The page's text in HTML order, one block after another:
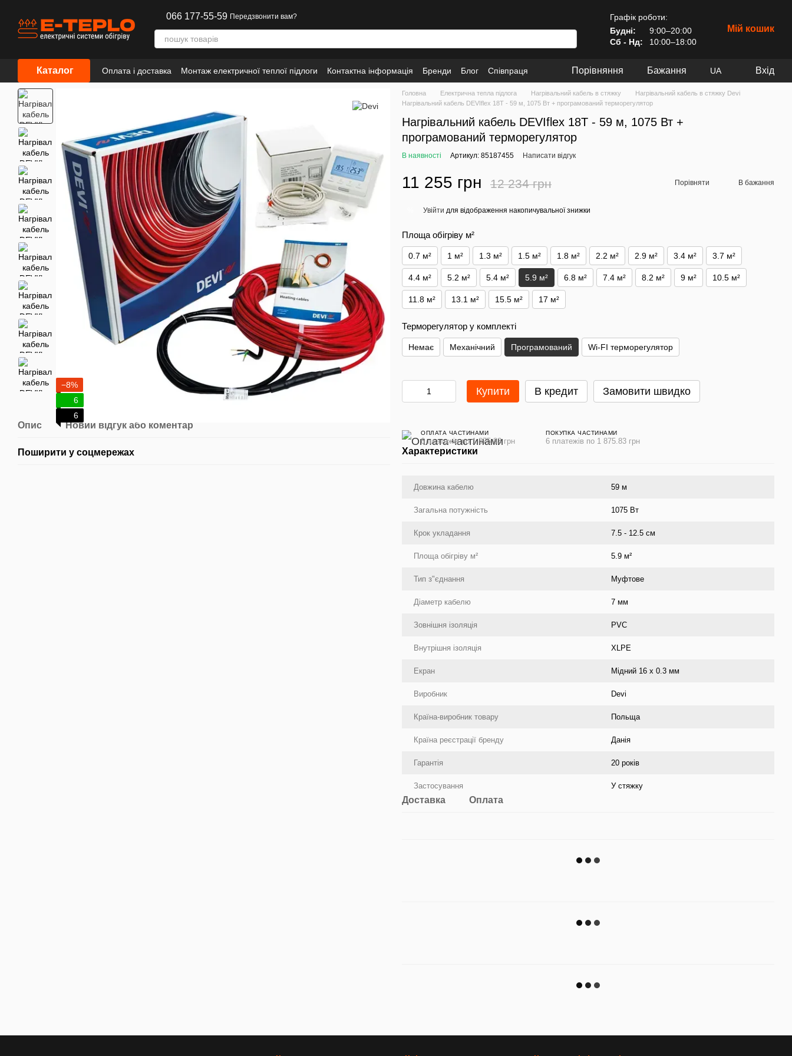
066 177-55-59 Передзвонити вам?
Графік роботи:
Будні:
9:00–20:00
Сб - Нд:
10:00–18:00
Мій кошик
Каталог Оплата і доставка Монтаж електричної теплої підлоги Контактна інформація Бренди Блог
Співпраця
Інформація
Порівняння Бажання UA Вхід
−8%
6
6
Опис Новий відгук або коментар
Поширити у соцмережах
Головна Електрична тепла підлога Нагрівальний кабель в стяжку
Нагрівальний кабель в стяжку Devi
Нагрівальний кабель DEVIflex 18T - 59 м, 1075 Вт + програмований терморегулятор
Нагрівальний кабель DEVIflex 18T - 59 м, 1075 Вт +
програмований терморегулятор
В наявності Артикул: 85187455 Написати відгук
11 255 грн 12 234 грн Порівняти В бажання
Увійти для відображення накопичувальної знижки
Площа обігріву м²
0.7 м² 1 м² 1.3 м² 1.5 м² 1.8 м² 2.2 м² 2.9 м² 3.4 м² 3.7 м²
4.4 м² 5.2 м² 5.4 м² 5.9 м² 6.8 м² 7.4 м² 8.2 м² 9 м² 10.5 м²
11.8 м² 13.1 м² 15.5 м² 17 м²
Терморегулятор у комплекті
Немає Механічний Програмований Wi-FI терморегулятор
Купити В кредит Замовити швидко
ОПЛАТА ЧАСТИНАМИ
6 платежів по 1 875.83 грн
ПОКУПКА ЧАСТИНАМИ
6 платежів по 1 875.83 грн
Характеристики
Довжина кабелю 59 м
Загальна потужність 1075 Вт
Крок укладання 7.5 - 12.5 см
Площа обігріву м² 5.9 м²
Тип з"єднання Муфтове
Діаметр кабелю 7 мм
Зовнішня ізоляція PVC
Внутрішня ізоляція XLPE
Екран Мідний 16 х 0.3 мм
Виробник Devi
Країна-виробник товару Польща
Країна реєстрації бренду Данія
Гарантія 20 років
Застосування У стяжку
Доставка Оплата